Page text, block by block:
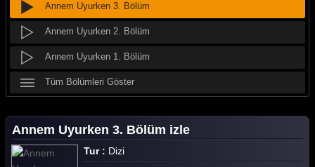
Annem Uyurken 3. Bölüm
Annem Uyurken 2. Bölüm
Annem Uyurken 1. Bölüm
Tüm Bölümleri Göster
Annem Uyurken 3. Bölüm izle
Tur : Dizi